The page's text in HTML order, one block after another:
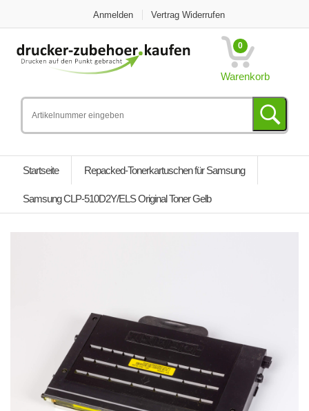
Anmelden Vertrag Widerrufen
0
Warenkorb
Startseite Repacked-Tonerkartuschen für Samsung
Samsung CLP-510D2Y/ELS Original Toner Gelb